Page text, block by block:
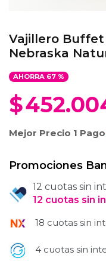
Vajillero Buffet
Nebraska
AHORRA 67%
$
Mejor Precio 1 Pago
Promociones
12 cuotas sin
12 cuotas sin
18 cuotas sin
4 cuotas sin